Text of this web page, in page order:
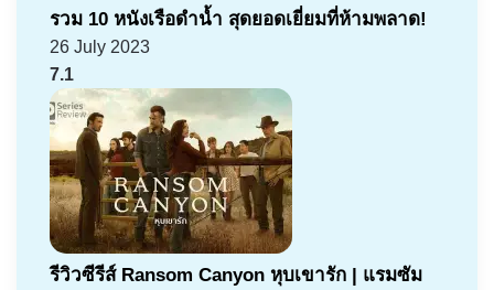
รวม 10 หนังเรือดำน้ำ สุดยอดเยี่ยมที่ห้ามพลาด!
26 July 2023
7.1
รีวิวซีรีส์ Ransom Canyon หุบเขารัก | แรมซัม